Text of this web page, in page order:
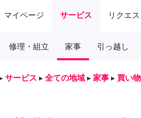
マイページ サービス リクエス
修理・組立 家事 引っ越し
サービス ▸ 全ての地域 ▸ 家事 ▸ 買い